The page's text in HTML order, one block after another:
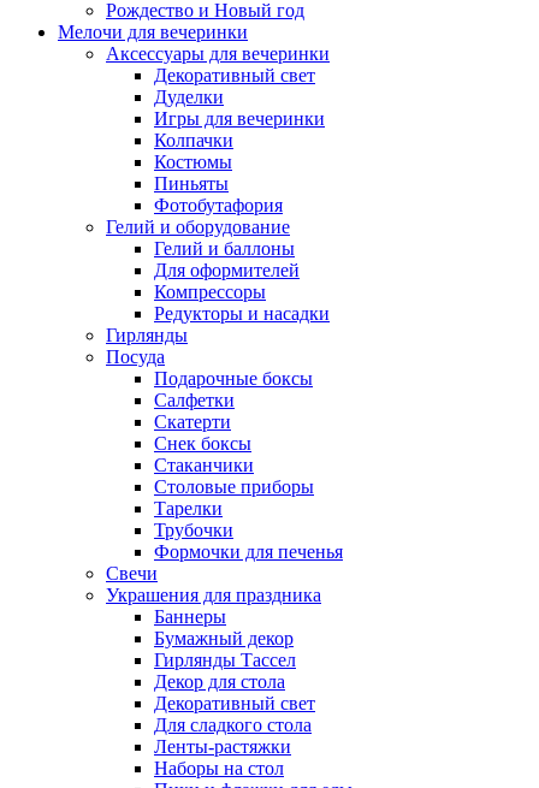
Рождество и Новый год
Мелочи для вечеринки
Аксессуары для вечеринки
Декоративный свет
Дуделки
Игры для вечеринки
Колпачки
Костюмы
Пиньяты
Фотобутафория
Гелий и оборудование
Гелий и баллоны
Для оформителей
Компрессоры
Редукторы и насадки
Гирлянды
Посуда
Подарочные боксы
Салфетки
Скатерти
Снек боксы
Стаканчики
Столовые приборы
Тарелки
Трубочки
Формочки для печенья
Свечи
Украшения для праздника
Баннеры
Бумажный декор
Гирлянды Тассел
Декор для стола
Декоративный свет
Для сладкого стола
Ленты-растяжки
Наборы на стол